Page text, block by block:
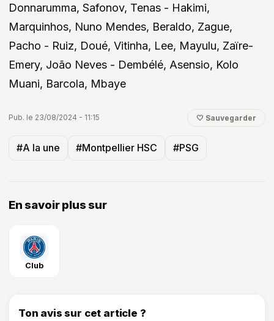
Donnarumma, Safonov, Tenas - Hakimi,
Marquinhos, Nuno Mendes, Beraldo, Zague,
Pacho - Ruiz, Doué, Vitinha, Lee, Mayulu, Zaïre-
Emery, João Neves - Dembélé, Asensio, Kolo
Muani, Barcola, Mbaye
Pub. le 23/08/2024 - 11:15 🤍 Sauvegarder
#A la une #Montpellier HSC #PSG
En savoir plus sur
Club
Ton avis sur cet article ?